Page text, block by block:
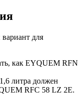
вариант для
как EYQUEM RFN
литра должен
RFC 58 LZ 2E.